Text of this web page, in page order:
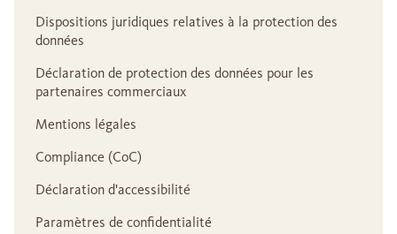
Dispositions juridiques relatives à la protection des
données
Déclaration de protection des données pour les
partenaires commerciaux
Mentions légales
Compliance (CoC)
Déclaration d'accessibilité
Paramètres de confidentialité